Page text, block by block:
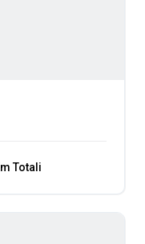
Totali